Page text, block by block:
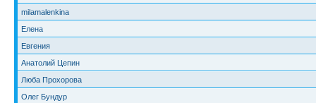
milamalenkina
Елена
Евгения
Анатолий Цепин
Люба Прохорова
Олег Бундур